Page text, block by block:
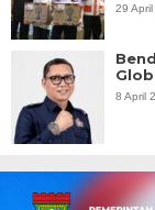
29
8 April